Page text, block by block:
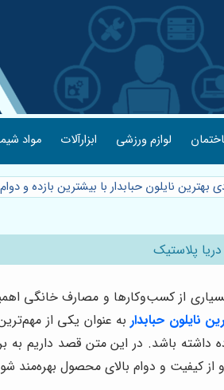
لوازم ورزشی ابزارآلات مواد
بهترین نایلون حبابدار با بیشترین بازده و
پلاستیک
بسیاری از کسب‌وکارها و مصارف
نایلون حبابداربه عنوان یکی از
داشته باشد. در این متن قصد داریم به
و از کیفیت و دوام بالای محصول بهره‌مند